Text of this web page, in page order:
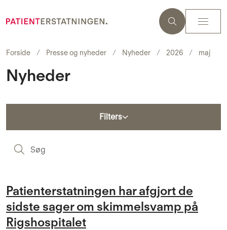
Forside Presse og nyheder Nyheder 2026 maj
Nyheder
Filters
Patienterstatningen har afgjort de
sidste sager om skimmelsvamp på
Rigshospitalet